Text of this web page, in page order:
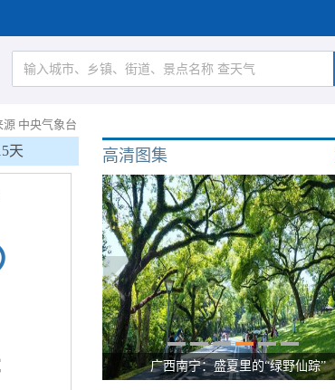
源 中央气象台
天 高清图集
广西南宁：盛夏里的“绿野仙踪”